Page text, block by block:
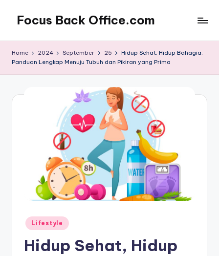
Focus Back Office.com
Home 2024 September 25
Hidup Sehat, Hidup Bahagia:
Panduan Lengkap Menuju Tubuh dan Pikiran yang Prima
Posted
in
Lifestyle
Hidup Sehat, Hidup